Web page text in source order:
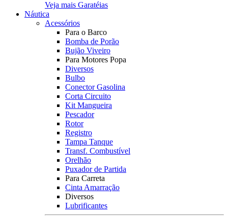
Veja mais Garatéias
Náutica
Acessórios
Para o Barco
Bomba de Porão
Bujão Viveiro
Para Motores Popa
Diversos
Bulbo
Conector Gasolina
Corta Circuito
Kit Mangueira
Pescador
Rotor
Registro
Tampa Tanque
Transf. Combustível
Orelhão
Puxador de Partida
Para Carreta
Cinta Amarração
Diversos
Lubrificantes